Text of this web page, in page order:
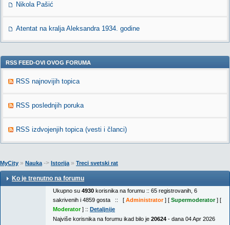
Nikola Pašić
Atentat na kralja Aleksandra 1934. godine
RSS FEED-OVI OVOG FORUMA
RSS najnovijih topica
RSS poslednjih poruka
RSS izdvojenjih topica (vesti i članci)
MyCity » Nauka-> Istorija» Treci svetski rat
Ko je trenutno na forumu
Ukupno su 4930 korisnika na forumu :: 65 registrovanih, 6
sakrivenih i 4859 gosta :: [ Administrator] [ Supermoderator] [
Moderator] :: Detaljnije
Najviše korisnika na forumu ikad bilo je 20624 - dana 04 Apr 2026